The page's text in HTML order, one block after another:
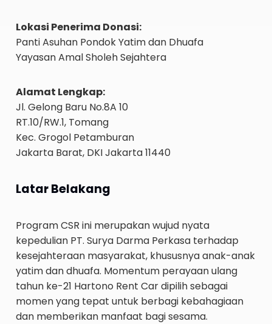
Lokasi Penerima Donasi:
Panti Asuhan Pondok Yatim dan Dhuafa
Yayasan Amal Sholeh Sejahtera
Alamat Lengkap:
Jl. Gelong Baru No.8A 10
RT.10/RW.1, Tomang
Kec. Grogol Petamburan
Jakarta Barat, DKI Jakarta 11440
Latar Belakang
Program CSR ini merupakan wujud nyata
kepedulian PT. Surya Darma Perkasa terhadap
kesejahteraan masyarakat, khususnya anak-anak
yatim dan dhuafa. Momentum perayaan ulang
tahun ke-21 Hartono Rent Car dipilih sebagai
momen yang tepat untuk berbagi kebahagiaan
dan memberikan manfaat bagi sesama.